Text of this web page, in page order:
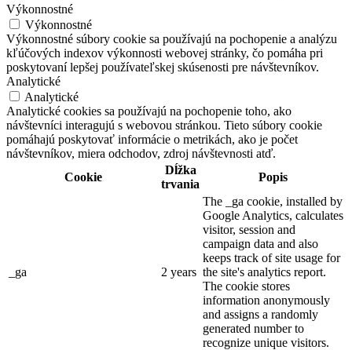
Výkonnostné
Výkonnostné
Výkonnostné súbory cookie sa používajú na pochopenie a analýzu
kľúčových indexov výkonnosti webovej stránky, čo pomáha pri
poskytovaní lepšej používateľskej skúsenosti pre návštevníkov.
Analytické
Analytické
Analytické cookies sa používajú na pochopenie toho, ako
návštevníci interagujú s webovou stránkou. Tieto súbory cookie
pomáhajú poskytovať informácie o metrikách, ako je počet
návštevníkov, miera odchodov, zdroj návštevnosti atď.
Cookie
Dĺžka
trvania
Popis
_ga 2 years
The _ga cookie, installed by
Google Analytics, calculates
visitor, session and
campaign data and also
keeps track of site usage for
the site's analytics report.
The cookie stores
information anonymously
and assigns a randomly
generated number to
recognize unique visitors.